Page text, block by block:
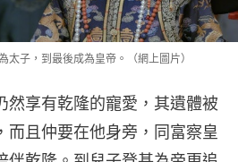
太子，到最後成為皇帝。（網上圖片）
然享有乾隆的寵愛，其遺體被
而且仲要在他身旁，同富察皇